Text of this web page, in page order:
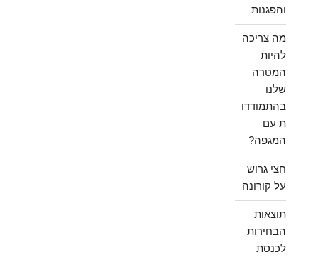
והפגנות
מה צריכה
להיות
המטרה
שלנו
בהתמודדו
ת עם
המגפה?
חצי גרוש
על קורונה
תוצאות
הבחירות
לכנסת